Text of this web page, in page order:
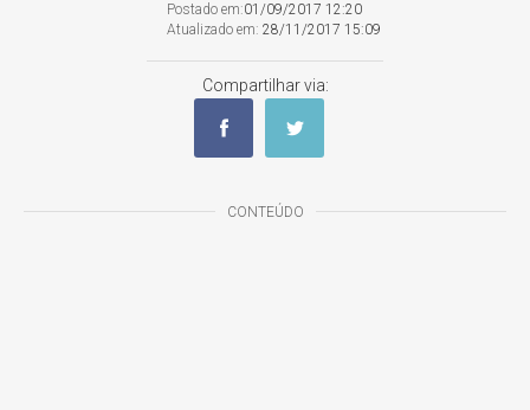
Postado em:01/09/2017 12:20
Atualizado em: 28/11/2017 15:09
Compartilhar via:
CONTEÚDO